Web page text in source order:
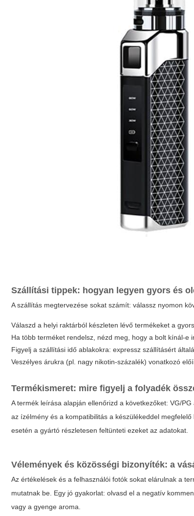
Szállítási tippek: hogyan legyen gyors és
A szállítás megtervezése sokat számít: válassz nyomon
Válaszd a helyi raktárból készleten lévő termékeket a
Ha több terméket rendelsz, nézd meg, hogy a bolt kínál-e
Figyelj a szállítási idő ablakokra: expressz szállításért
Veszélyes árukra (pl. nagy nikotin-százalék) vonatkozó
Termékismeret: mire figyelj a folyadék
A termék leírása alapján ellenőrizd a következőket: VG/
az ízélmény és a kompatibilitás a készülékeddel
esetén a gyártó részletesen feltünteti ezeket az adatokat.
Vélemények és közösségi bizonyíték: a
Az értékelések és a felhasználói fotók sokat elárulnak a
mutatnak be. Egy jó gyakorlat: olvasd el a negatív
vagy a gyenge aroma.